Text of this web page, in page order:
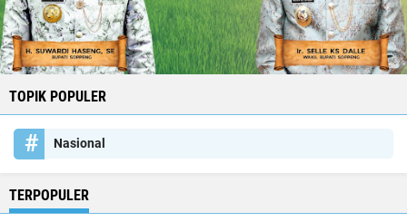
TOPIK POPULER
Nasional
TERPOPULER